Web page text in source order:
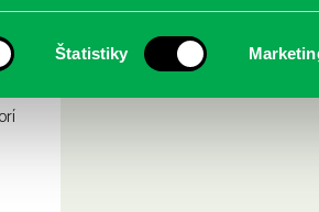
Štatistiky
vedieť